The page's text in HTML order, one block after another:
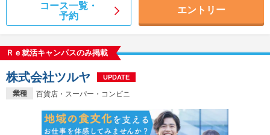
コース一覧・
予約
エントリー
Ｒｅ就活キャンパスのみ掲載
業種 百貨店・スーパー・コンビニ
株式会社ツルヤ UPDATE